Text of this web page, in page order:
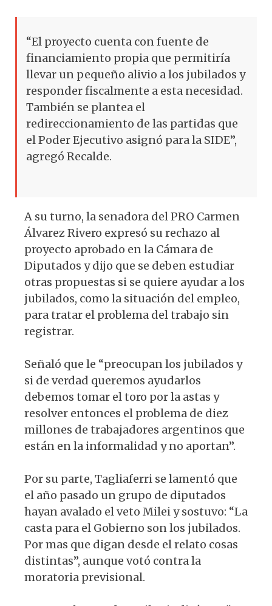
“El proyecto cuenta con fuente de
financiamiento propia que permitiría
llevar un pequeño alivio a los jubilados y
responder fiscalmente a esta necesidad.
También se plantea el
redireccionamiento de las partidas que
el Poder Ejecutivo asignó para la SIDE”,
agregó Recalde.
A su turno, la senadora del PRO Carmen
Álvarez Rivero expresó su rechazo al
proyecto aprobado en la Cámara de
Diputados y dijo que se deben estudiar
otras propuestas si se quiere ayudar a los
jubilados, como la situación del empleo,
para tratar el problema del trabajo sin
registrar.
Señaló que le “preocupan los jubilados y
si de verdad queremos ayudarlos
debemos tomar el toro por la astas y
resolver entonces el problema de diez
millones de trabajadores argentinos que
están en la informalidad y no aportan”.
Por su parte, Tagliaferri se lamentó que
el año pasado un grupo de diputados
hayan avalado el veto Milei y sostuvo: “La
casta para el Gobierno son los jubilados.
Por mas que digan desde el relato cosas
distintas”, aunque votó contra la
moratoria previsional.